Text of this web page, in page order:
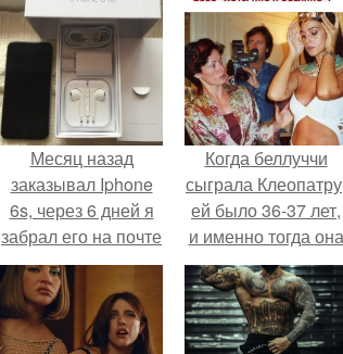
Месяц назад
заказывал Iphone
6s, через 6 дней я
забрал его на почте
и вот решил
оставить отзыв!
Когда беллуччи
сыграла
ей было 36-37 лет,
и именно тогда она
находилась на
вершине карьеры.